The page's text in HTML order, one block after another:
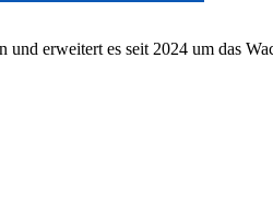
erweitert es seit 2024 um das